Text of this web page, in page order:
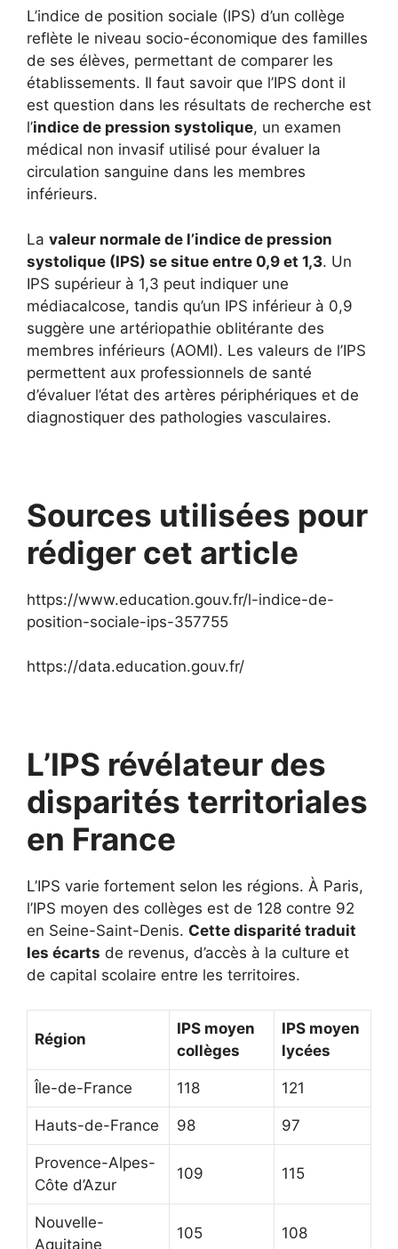
L’indice de position sociale (IPS) d’un collège
reflète le niveau socio-économique des familles
de ses élèves, permettant de comparer les
établissements. Il faut savoir que l’IPS dont il
est question dans les résultats de recherche est
l’indice de pression systolique, un examen
médical non invasif utilisé pour évaluer la
circulation sanguine dans les membres
inférieurs.
La valeur normale de l’indice de pression
systolique (IPS) se situe entre 0,9 et 1,3. Un
IPS supérieur à 1,3 peut indiquer une
médiacalcose, tandis qu’un IPS inférieur à 0,9
suggère une artériopathie oblitérante des
membres inférieurs (AOMI). Les valeurs de l’IPS
permettent aux professionnels de santé
d’évaluer l’état des artères périphériques et de
diagnostiquer des pathologies vasculaires.
Sources utilisées pour
rédiger cet article
https://www.education.gouv.fr/l-indice-de-
position-sociale-ips-357755
https://data.education.gouv.fr/
L’IPS révélateur des
disparités territoriales
en France
L’IPS varie fortement selon les régions. À Paris,
l’IPS moyen des collèges est de 128 contre 92
en Seine-Saint-Denis. Cette disparité traduit
les écarts de revenus, d’accès à la culture et
de capital scolaire entre les territoires.
Région
IPS moyen
collèges
IPS moyen
lycées
Île-de-France 118 121
Hauts-de-France 98 97
Provence-Alpes-
Côte d’Azur
109 115
Nouvelle-
Aquitaine
105 108